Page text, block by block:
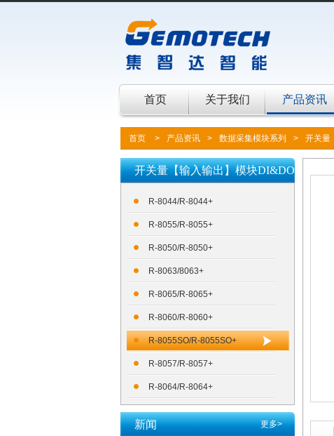
首页 关于我们 产品资讯
首页 > 产品资讯 > 数据采集模块系列 > 开关量
开关量【输入输出】模块DI&DO
R-8044/R-8044+
R-8055/R-8055+
R-8050/R-8050+
R-8063/8063+
R-8065/R-8065+
R-8060/R-8060+
R-8055SO/R-8055SO+
R-8057/R-8057+
R-8064/R-8064+
更多>
新闻